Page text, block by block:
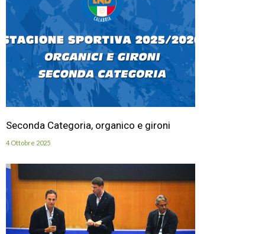
Seconda Categoria, organico e gironi
4 Ottobre 2025